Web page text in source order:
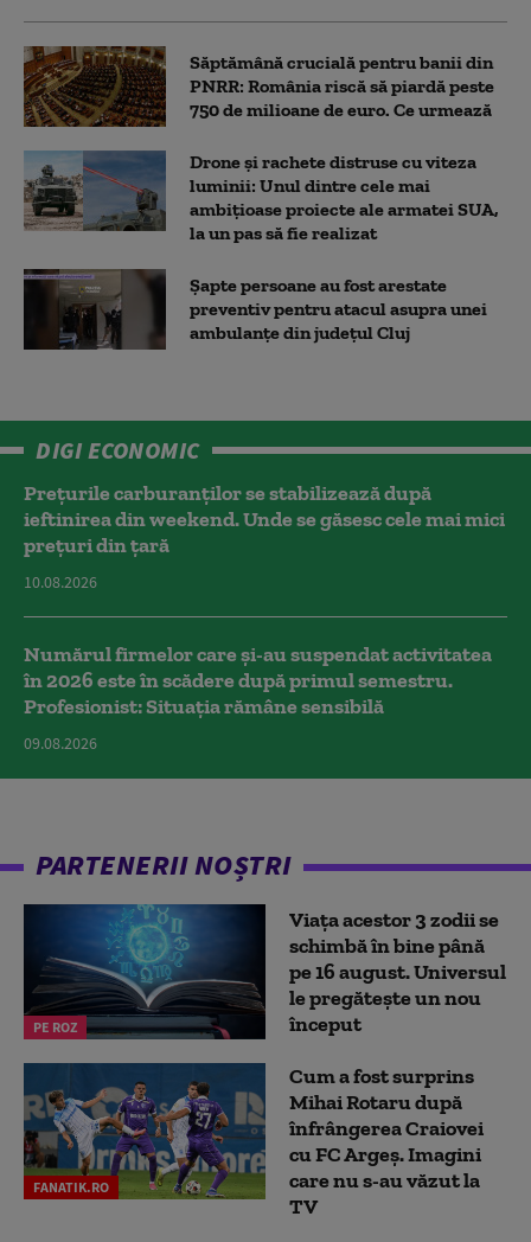
Săptămână crucială pentru banii din
PNRR: România riscă să piardă peste
750 de milioane de euro. Ce urmează
Drone și rachete distruse cu viteza
luminii: Unul dintre cele mai
ambițioase proiecte ale armatei SUA,
la un pas să fie realizat
Șapte persoane au fost arestate
preventiv pentru atacul asupra unei
ambulanțe din județul Cluj
DIGI ECONOMIC
Prețurile carburanților se stabilizează după
ieftinirea din weekend. Unde se găsesc cele mai mici
prețuri din țară
10.08.2026
Numărul firmelor care și-au suspendat activitatea
în 2026 este în scădere după primul semestru.
Profesionist: Situația rămâne sensibilă
09.08.2026
PARTENERII NOȘTRI
PE ROZ
Viața acestor 3 zodii se
schimbă în bine până
pe 16 august. Universul
le pregătește un nou
început
FANATIK.RO
Cum a fost surprins
Mihai Rotaru după
înfrângerea Craiovei
cu FC Argeș. Imagini
care nu s-au văzut la
TV